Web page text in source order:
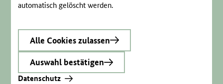
automatisch gelöscht werden.
Alle Cookies zulassen
Auswahl bestätigen
Datenschutz